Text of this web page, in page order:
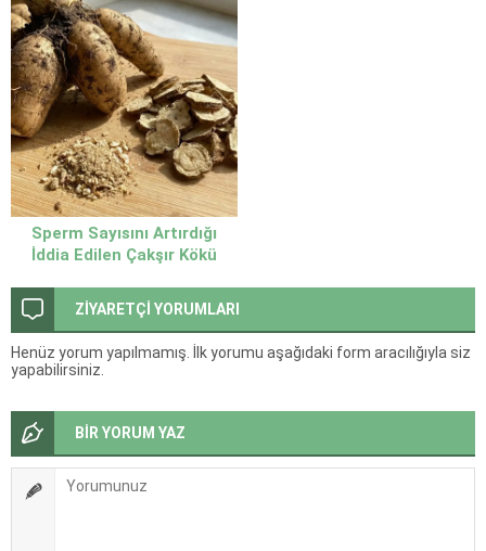
Sperm Sayısını Artırdığı
İddia Edilen Çakşır Kökü
ZİYARETÇİ YORUMLARI
Henüz yorum yapılmamış. İlk yorumu aşağıdaki form aracılığıyla siz
yapabilirsiniz.
BİR YORUM YAZ